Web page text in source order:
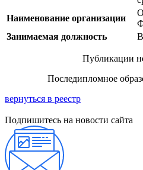
Наименование организации
Занимаемая должность
Публикации
Последипломное
вернуться в реестр
Подпишитесь на новости сайта